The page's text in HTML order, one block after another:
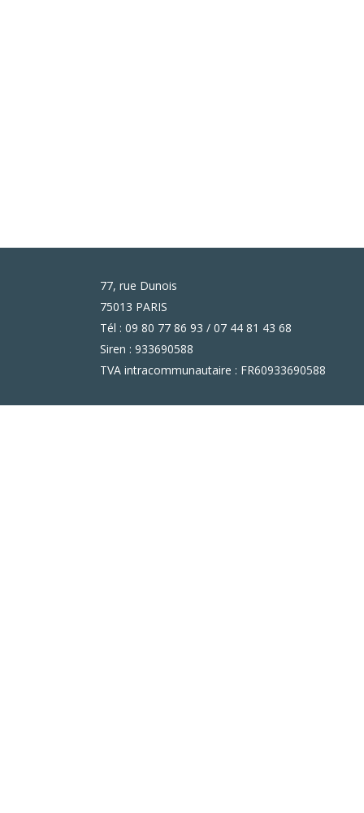
77, rue Dunois
75013 PARIS
Tél : 09 80 77 86 93 / 07 44 81 43 68
Siren : 933690588
TVA intracommunautaire : FR60933690588